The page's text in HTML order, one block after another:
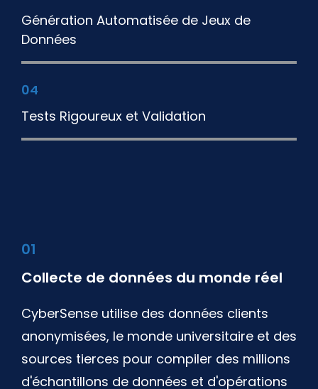
Génération Automatisée de Jeux de
Données
04
Tests Rigoureux et Validation
01
Collecte de données du monde réel
CyberSense utilise des données clients
anonymisées, le monde universitaire et des
sources tierces pour compiler des millions
d'échantillons de données et d'opérations